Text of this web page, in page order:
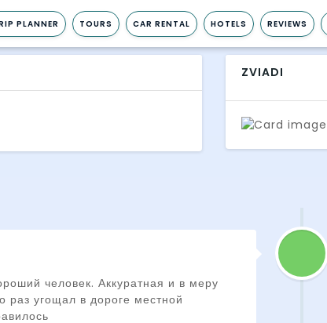
PLANNER TOURS CAR RENTAL HOTELS REVIEWS
ZVIADI
человек. Аккуратная и в меру
раз угощал в дороге местной